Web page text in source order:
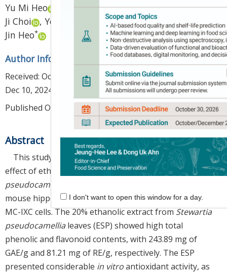
Yu Mi Heo Hyo Lim Lee ,In Young Kim ,Hye
Ji Choi
, Yeong Hyeon Ju ,Hwa Rang Na ,Ho
Jin Heo*
Author Information & Copyright▼
Received: Oct 22, 2024; Revised:Dec 09, 2024; Accepted:
Dec 10, 2024
Published Online: Apr 30, 2025
Abstract
This study was performed to evaluate the protective
effect of ethanolic extract fromStewartia
pseudocamellia
mouse hippocampal HT22 and human neuroblastoma
MC-IXC cells. The 20% ethanolic extract fromStewartia
pseudocamellialeaves (ESP) showed high total
phenolic and flavonoid contents, with 243.89 mg of
GAE/g and 81.21 mg of RE/g, respectively. The ESP
presented considerable in vitroantioxidant activity, as
I don't want to open this window for a day.